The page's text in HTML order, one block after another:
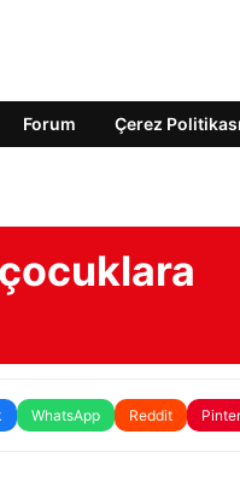
Forum Çerez Politikası
WhatsApp Reddit